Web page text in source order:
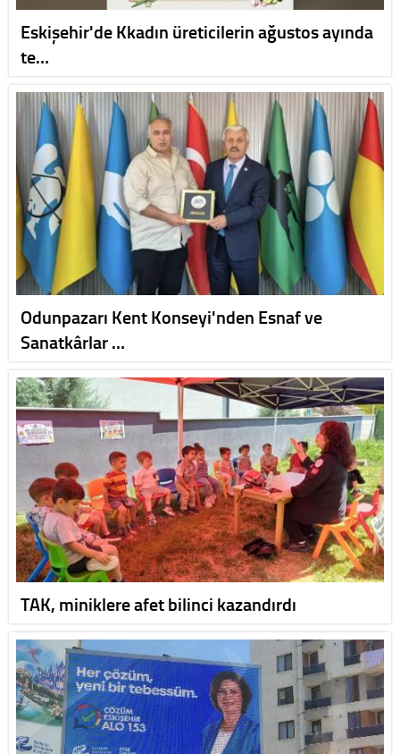
Eskişehir'de Kkadın üreticilerin ağustos ayında
te…
Odunpazarı Kent Konseyi'nden Esnaf ve
Sanatkârlar …
TAK, miniklere afet bilinci kazandırdı